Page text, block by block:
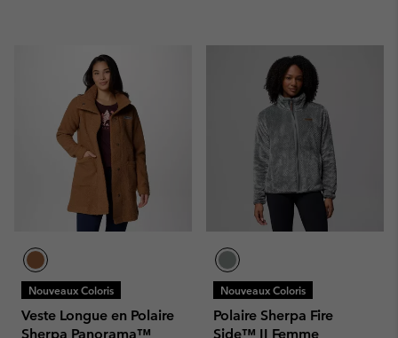
Nouveaux Coloris
Veste Longue en Polaire
Sherpa Panorama™
Nouveaux Coloris
Polaire Sherpa Fire
Side™ II Femme